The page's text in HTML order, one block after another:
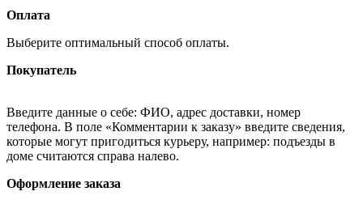
Оплата
Выберите оптимальный способ оплаты.
Покупатель
Введите данные о себе: ФИО, адрес доставки, номер
телефона. В поле «Комментарии к заказу» введите сведения,
которые могут пригодиться курьеру, например: подъезды в
доме считаются справа налево.
Оформление заказа